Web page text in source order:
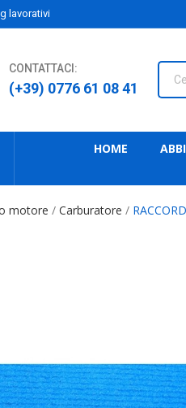
lavorativi
CONTATTACI:
(+39) 0776 61 08 41
HOME
motore Carburatore